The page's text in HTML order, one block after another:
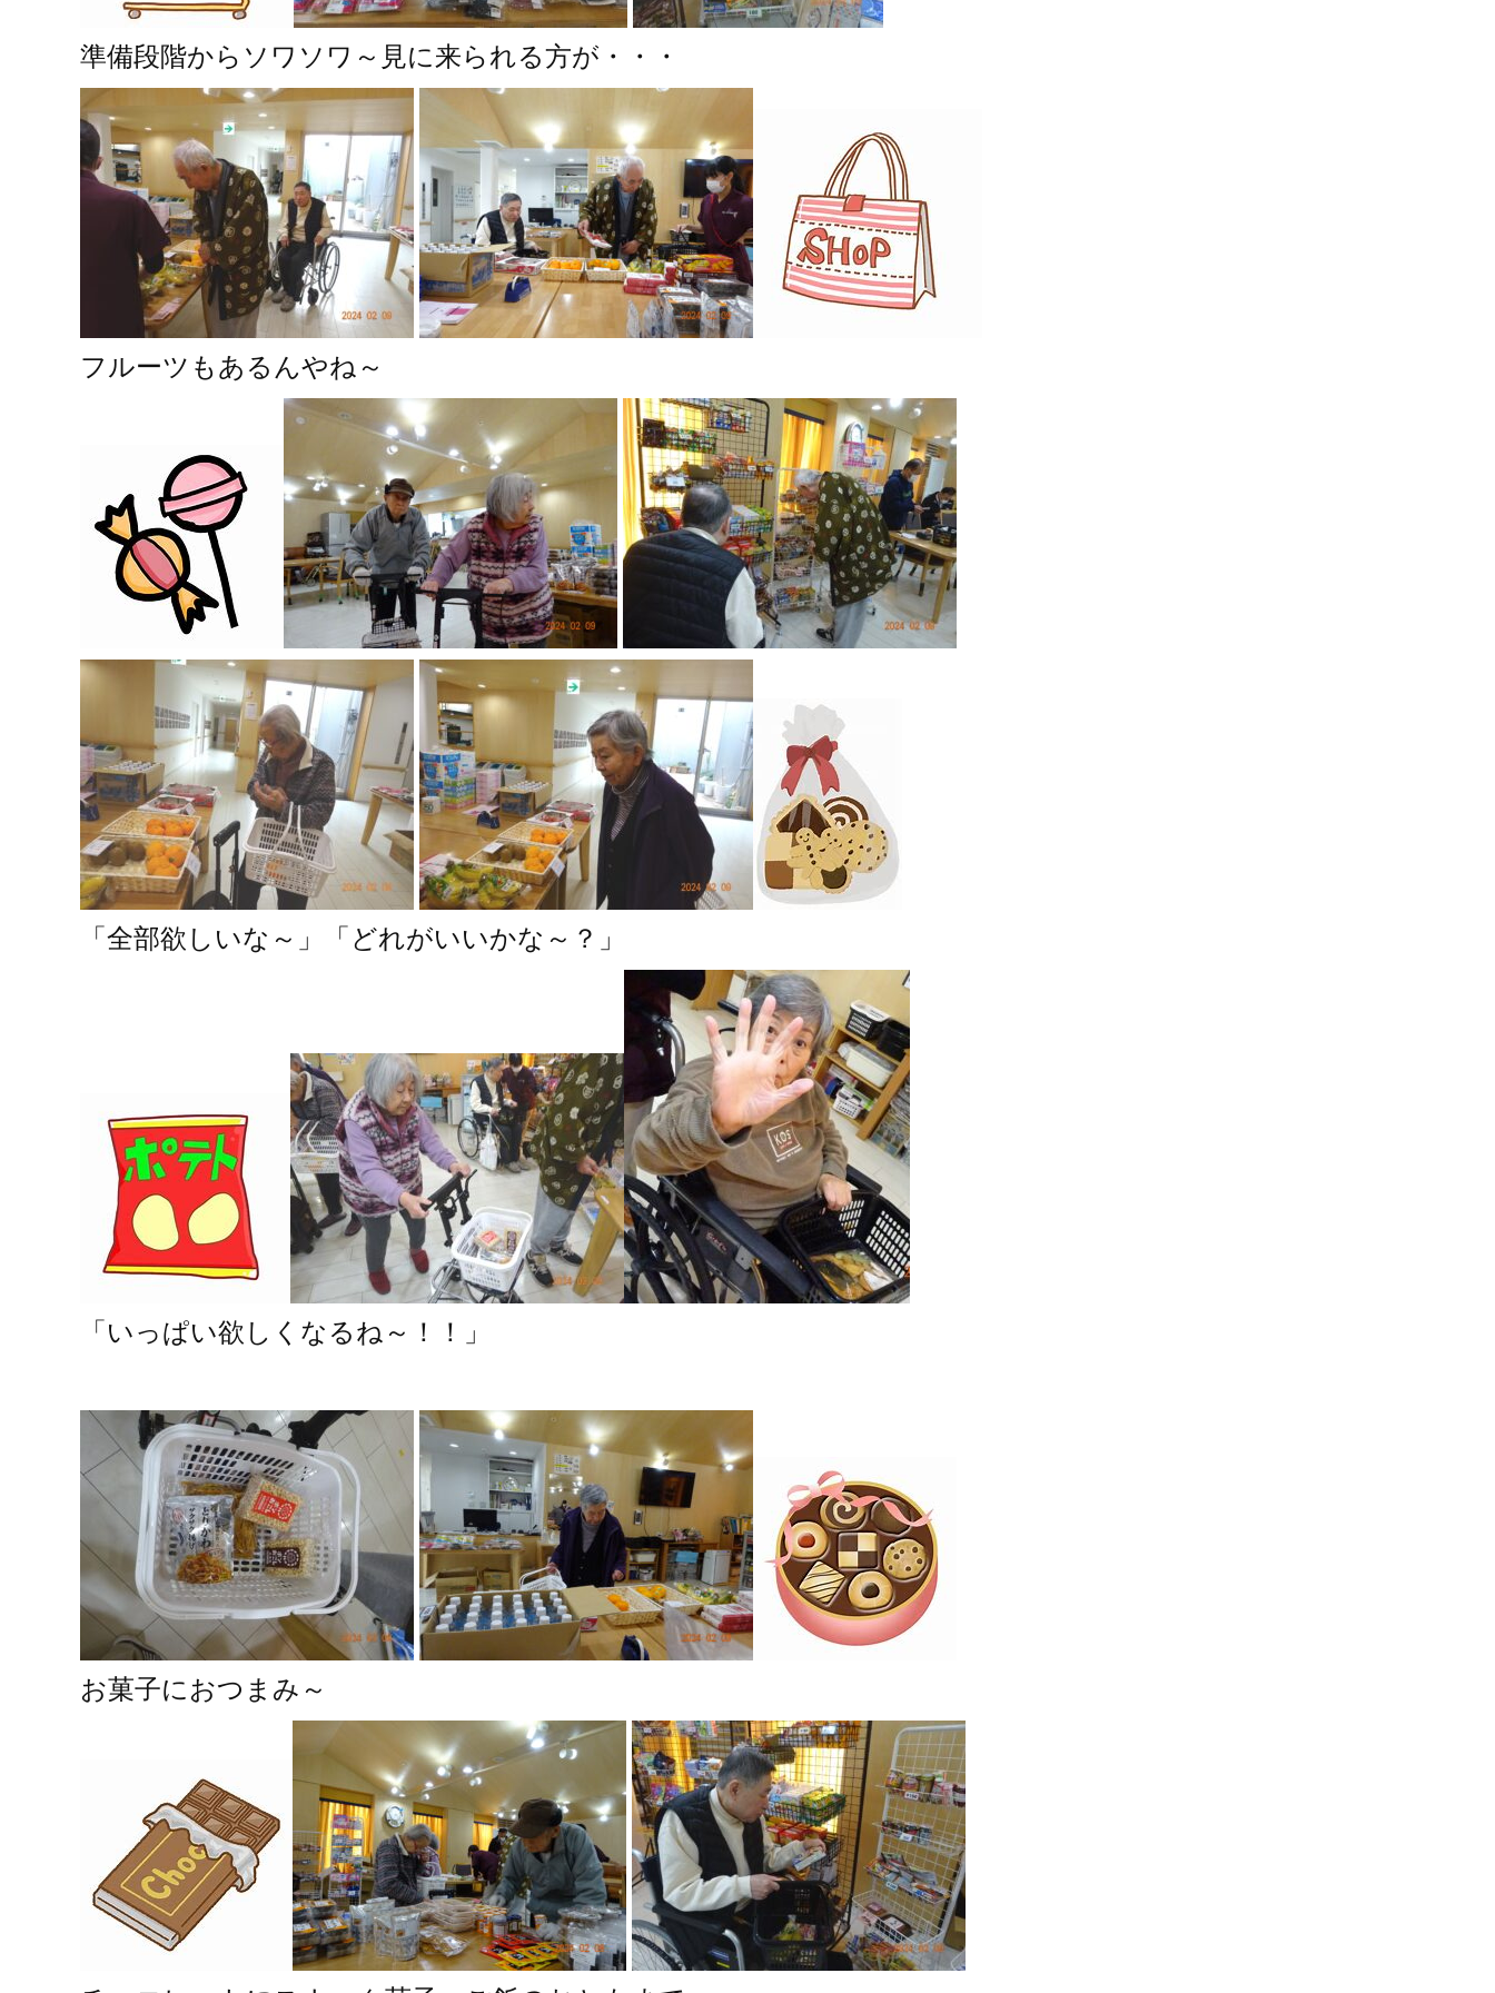
準備段階からソワソワ～見に来られる方が・・・
フルーツもあるんやね～
「全部欲しいな～」「どれがいいかな～？」
「いっぱい欲しくなるね～！！」
お菓子におつまみ～